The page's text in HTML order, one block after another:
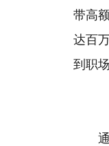
带高
达百
到职